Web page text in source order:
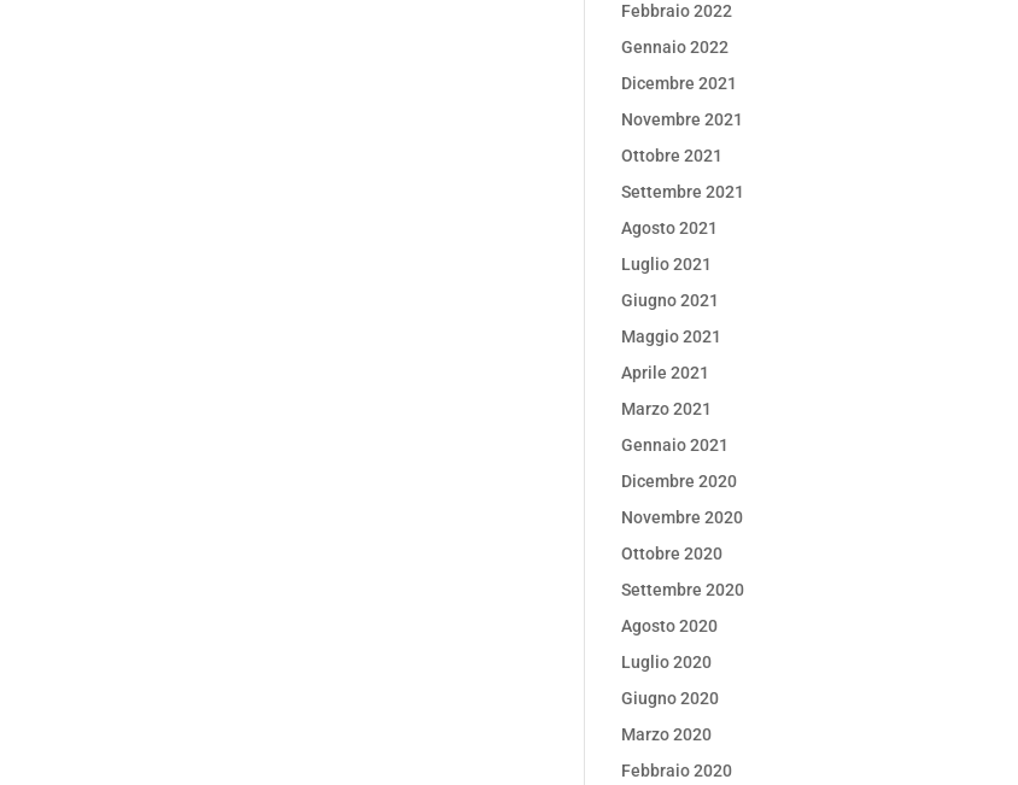
Febbraio 2022
Gennaio 2022
Dicembre 2021
Novembre 2021
Ottobre 2021
Settembre 2021
Agosto 2021
Luglio 2021
Giugno 2021
Maggio 2021
Aprile 2021
Marzo 2021
Gennaio 2021
Dicembre 2020
Novembre 2020
Ottobre 2020
Settembre 2020
Agosto 2020
Luglio 2020
Giugno 2020
Marzo 2020
Febbraio 2020